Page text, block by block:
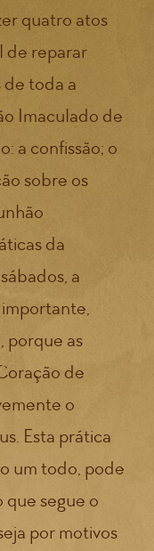
quatro atos
de reparar
de toda a
Imaculado de
a confissão; o
sobre os
da
a
porque as
de
o
Esta prática
um todo, pode
segue o
por motivos